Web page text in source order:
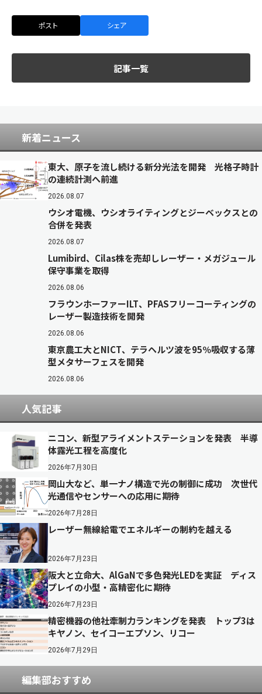
ポスト シェア
記事一覧
新着ニュース
東大、原子を流し続ける新分光法を開発 光格子時計
の連続計測へ前進
2026.08.07
ウシオ電機、ウシオライティングとジーベックスとの
合併を発表
2026.08.07
Lumibird、Cilas株を売却しレーザー・メガジュール
保守事業を取得
2026.08.06
フラウンホーファーILT、PFASフリーコーティングの
レーザー製造技術を開発
2026.08.06
東京農工大とNICT、テラヘルツ波を95％吸収する薄
型メタサーフェスを開発
2026.08.06
人気記事
ニコン、新型アライメントステーションを発表 半導
体露光工程を高度化
2026年7月30日
岡山大など、単一ナノ構造で光の制御に成功 次世代
光通信やセンサーへの応用に期待
2026年7月28日
レーザー無線給電でエネルギーの制約を越える
2026年7月23日
阪大と立命大、AlGaNで多色発光LEDを実証 ディス
プレイの小型・高精密化に期待
2026年7月23日
精密機器の他社牽制力ランキングを発表 トップ3は
キヤノン、セイコーエプソン、リコー
2026年7月29日
編集部おすすめ